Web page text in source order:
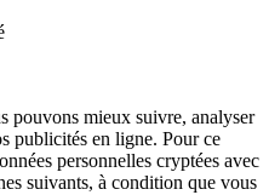
pouvons mieux suivre, analyser
publicités en ligne. Pour ce
personnelles cryptées avec
suivants, à condition que vous